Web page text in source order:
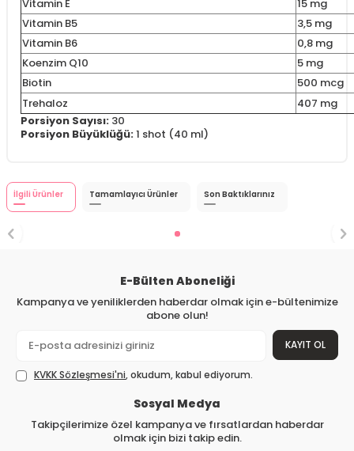
Vitamin E
15 mg
Vitamin B5
3,5 mg
Vitamin B6
0,8 mg
Koenzim Q10
5 mg
Biotin
500 mcg
Trehaloz
407 mg
Porsiyon Sayısı: 30
Porsiyon Büyüklüğü:1 shot (40 ml)
İlgili Ürünler Tamamlayıcı Ürünler Son Baktıklarınız
E-Bülten Aboneliği
Kampanya ve yeniliklerden haberdar olmak için e-bültenimize
abone olun!
KAYIT OL
KVKK Sözleşmesi'ni, okudum, kabul ediyorum.
Sosyal Medya
Takipçilerimize özel kampanya ve fırsatlardan haberdar
olmak için bizi takip edin.